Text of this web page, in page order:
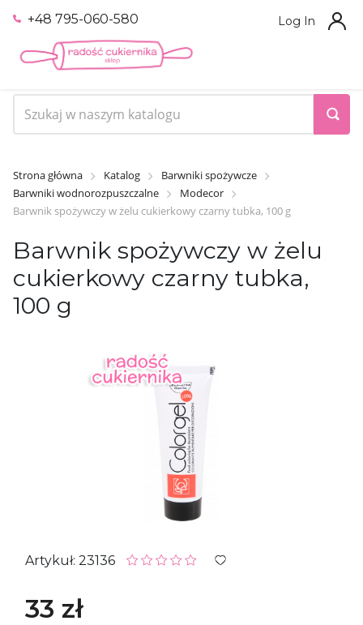
+48 795-060-580 Log In
Strona główna Katalog
Barwniki spożywcze
Barwniki wodnorozpuszczalne
Modecor
Barwnik spożywczy w żelu cukierkowy czarny tubka, 100 g
Barwnik spożywczy w żelu
cukierkowy czarny tubka,
100 g
Artykuł: 23136
33 zł